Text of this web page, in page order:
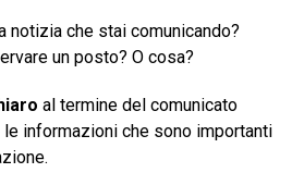
notizia che stai comunicando?
un posto? O cosa?
al termine del comunicato
informazioni che sono importanti